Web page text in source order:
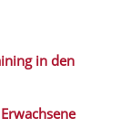
in den